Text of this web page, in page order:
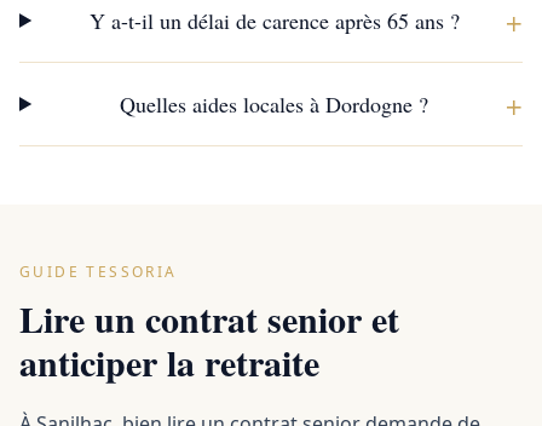
Y a-t-il un délai de carence après 65 ans ? +
Quelles aides locales à Dordogne ? +
GUIDE TESSORIA
Lire un contrat senior et
anticiper la retraite